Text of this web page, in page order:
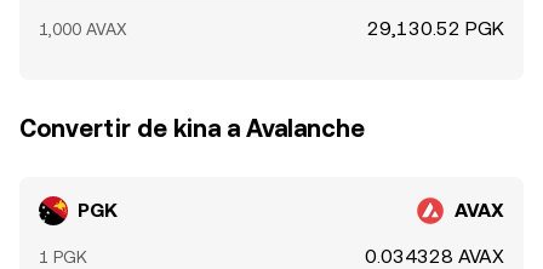
1,000 AVAX 29,130.52 PGK
Convertir de kina a Avalanche
PGK AVAX
1 PGK 0.034328 AVAX